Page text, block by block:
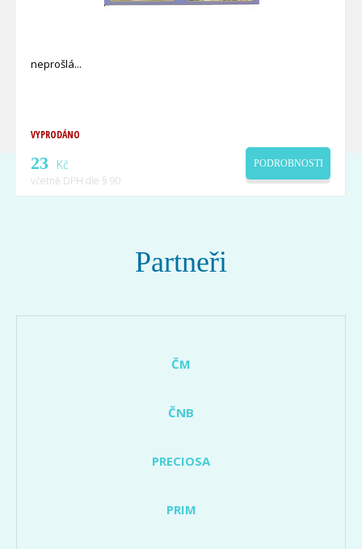
neprošlá
VYPRODÁNO
23 Kč
včetně DPH dle § 90
PODROBNOSTI
Partneři
ČM
ČNB
PRECIOSA
PRIM